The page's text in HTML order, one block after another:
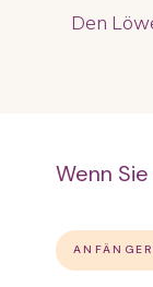
Den
Wenn